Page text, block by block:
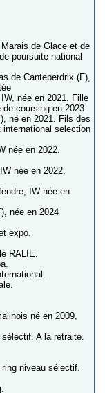
de Glace et de
poursuite national
de Canteperdrix (F),
née en 2021. Fille
coursing en 2023
né en 2021. Fils des
international selection
née en 2022.
née en 2022.
IW née en
née en 2024
expo.
RALIE.
né en 2009,
A la retraite.
niveau sélectif.